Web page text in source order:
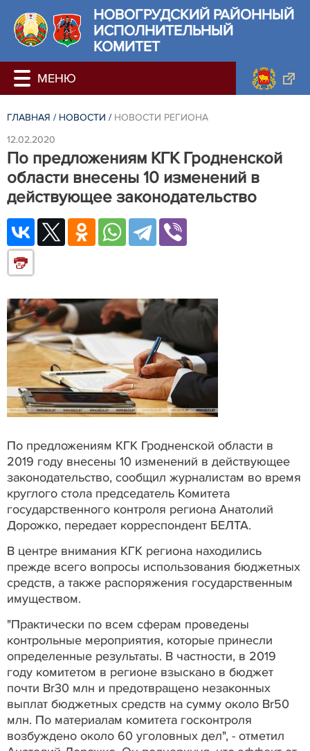
НОВОГРУДСКИЙ РАЙОННЫЙ
ИСПОЛНИТЕЛЬНЫЙ
КОМИТЕТ
ГЛАВНАЯ / НОВОСТИ / НОВОСТИ РЕГИОНА
12.02.2020
По предложениям КГК Гродненской
области внесены 10 изменений в
действующее законодательство
По предложениям КГК Гродненской области в
2019 году внесены 10 изменений в действующее
законодательство, сообщил журналистам во время
круглого стола председатель Комитета
государственного контроля региона Анатолий
Дорожко, передает корреспондент БЕЛТА.
В центре внимания КГК региона находились
прежде всего вопросы использования бюджетных
средств, а также распоряжения государственным
имуществом.
"Практически по всем сферам проведены
контрольные мероприятия, которые принесли
определенные результаты. В частности, в 2019
году комитетом в регионе взыскано в бюджет
почти Br30 млн и предотвращено незаконных
выплат бюджетных средств на сумму около Br50
млн. По материалам комитета госконтроля
возбуждено около 60 уголовных дел", - отметил